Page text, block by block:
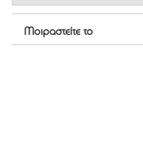
Μοιραστείτε το